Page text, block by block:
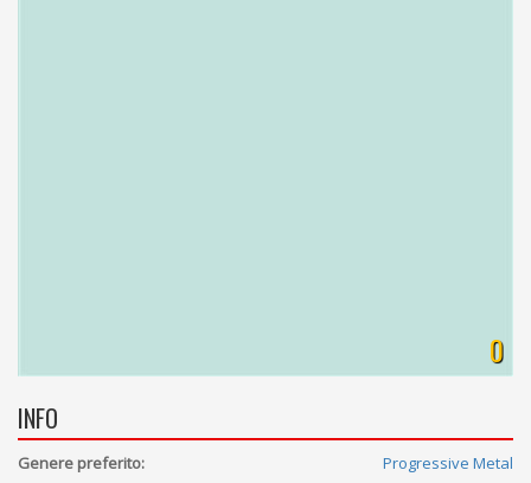
0
INFO
Genere preferito:
Progressive Metal